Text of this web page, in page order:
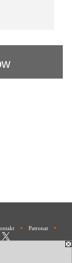
• Patronat •